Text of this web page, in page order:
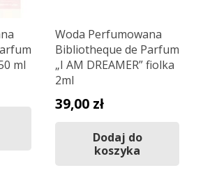
ml
Woda Perfumowana
Bibliotheque de Parfum
„I AM DREAMER” fiolka
2ml
39,00 zł
Dodaj do
koszyka